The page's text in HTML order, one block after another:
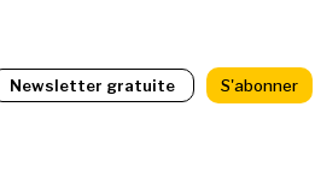
Newsletter gratuite S'abonner